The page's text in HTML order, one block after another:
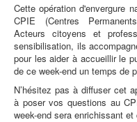
Cette opération d'envergure
CPIE (Centres
Acteurs citoyens et
sensibilisation, ils
pour les aider à accueillir le
de ce week-end un temps de
N’hésitez pas à diffuser cet
à poser vos questions au
week-end sera enrichissant